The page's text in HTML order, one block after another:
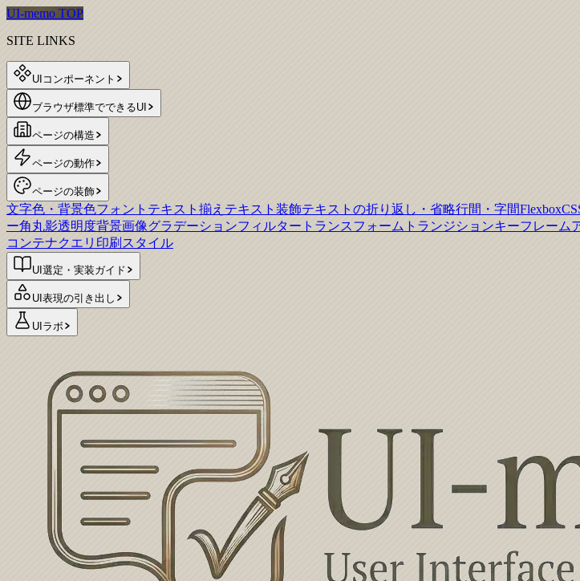
UI-memo TOP
SITE LINKS
UIコンポーネント
ブラウザ標準でできるUI
ページの構造
ページの動作
ページの装飾
文字色・背景色フォント テキスト揃え テキスト装飾テキストの折り返し・省略行間・字間Flexbox
ー角丸影透明度背景画像グラデーションフィルター トランスフォーム トランジションキーフレーム
コンテナクエリ 印刷スタイル
UI選定・実装ガイド
UI表現の引き出し
UIラボ